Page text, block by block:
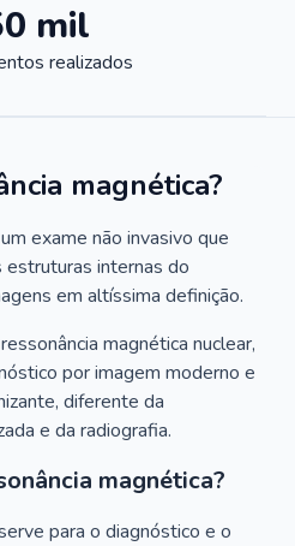
mil
realizados
magnética?
exame não invasivo que
estruturas internas do
em altíssima definição.
magnética nuclear,
por imagem moderno e
diferente da
e da radiografia.
magnética?
para o diagnóstico e o